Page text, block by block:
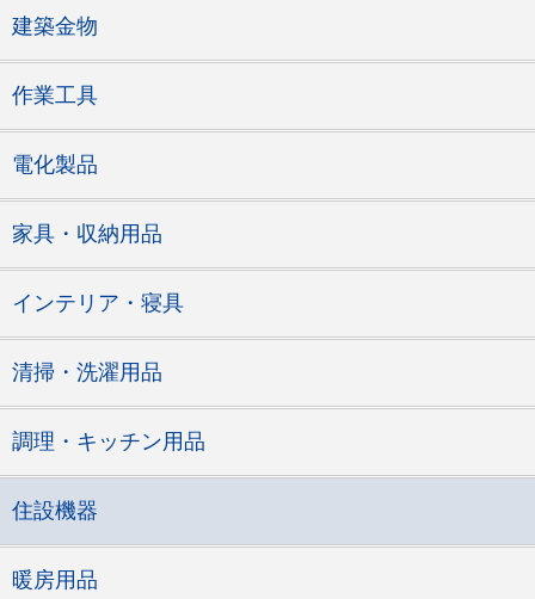
建築金物
作業工具
電化製品
家具・収納用品
インテリア・寝具
清掃・洗濯用品
調理・キッチン用品
住設機器
暖房用品